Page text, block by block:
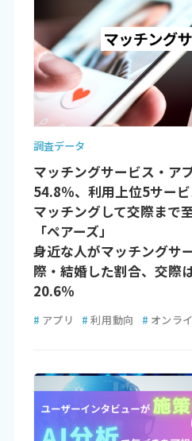
調査データ
マッチングサービス・ア
54.8％、利用上位5サービ
マッチングして交際まで
「ペアーズ」
身近な人がマッチングサ
際・結婚した割合、交際
20.6％
# アプリ # 利用動向 # オンラ